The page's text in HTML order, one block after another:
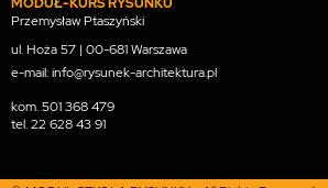
MODUŁ-KURS RYSUNKU
Przemysław Ptaszyński
ul. Hoża 57 | 00-681 Warszawa
e-mail: info@rysunek-architektura.pl
kom.501 368 479
tel.22 628 43 91